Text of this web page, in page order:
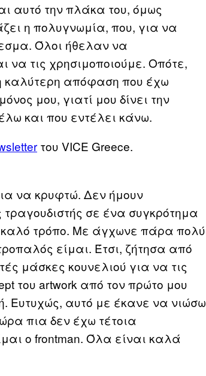
αυτό την πλάκα του, όμως
η πολυγνωμία, που, για να
Όλοι ήθελαν να
να τις χρησιμοποιούμε. Οπότε,
καλύτερη απόφαση που έχω
μου, γιατί μου δίνει την
και που εντέλει κάνω.
του VICE Greece.
να κρυφτώ. Δεν ήμουν
τραγουδιστής σε ένα συγκρότημα
καλό τρόπο. Με άγχωνε πάρα πολύ
είμαι. Έτσι, ζήτησα από
μάσκες κουνελιού για να τις
του artwork από τον πρώτο μου
Ευτυχώς, αυτό με έκανε να νιώσω
πια δεν έχω τέτοια
ο frontman. Όλα είναι καλά